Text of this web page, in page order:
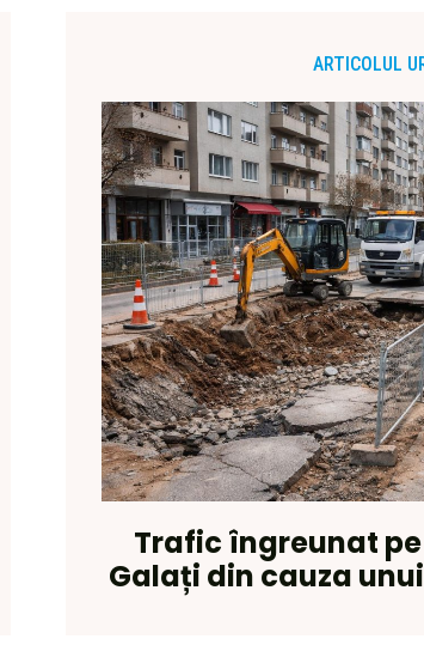
ARTICOLUL
Trafic îngreunat
Galați din cauza